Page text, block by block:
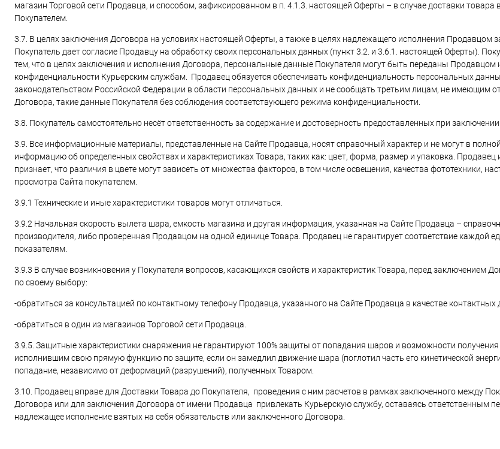
магазин Торговой сети Продавца, и способом, зафиксированном в п. 4.1.3. настоящей Оферты – в случае доставки товара
Покупателем.
3.7. В целях заключения Договора на условиях настоящей Оферты, а также в целях надлежащего исполнения Продавцом
Покупатель дает согласие Продавцу на обработку своих персональных данных (пункт 3.2. и 3.6.1. настоящей Оферты).
тем, что в целях заключения и исполнения Договора, персональные данные Покупателя могут быть переданы Продавцом
конфиденциальности Курьерским службам. Продавец обязуется обеспечивать конфиденциальность персональных
законодательством Российской Федерации в области персональных данных и не сообщать третьим лицам, не имеющим
Договора, такие данные Покупателя без соблюдения соответствующего режима конфиденциальности.
3.8. Покупатель самостоятельно несёт ответственность за содержание и достоверность предоставленных при
3.9. Все информационные материалы, представленные на Сайте Продавца, носят справочный характер и не могут в
информацию об определенных свойствах и характеристиках Товара, таких как: цвет, форма, размер и упаковка. Продавец
признает, что различия в цвете могут зависеть от множества факторов, в том числе освещения, качества фототехники,
просмотра Сайта покупателем.
3.9.1 Технические и иные характеристики товаров могут отличаться.
3.9.2 Начальная скорость вылета шара, емкость магазина и другая информация, указанная на Сайте Продавца –
производителя, либо проверенная Продавцом на одной единице Товара. Продавец не гарантирует соответствие каждой
показателям.
3.9.3 В случае возникновения у Покупателя вопросов, касающихся свойств и характеристик Товара, перед заключением
по своему выбору:
-обратиться за консультацией по контактному телефону Продавца, указанного на Сайте Продавца в качестве контактных
-обратиться в один из магазинов Торговой сети Продавца.
3.9.5. Защитные характеристики снаряжения не гарантируют 100% защиты от попадания шаров и возможности получения
исполнившим свою прямую функцию по защите, если он замедлил движение шара (поглотил часть его кинетической
попадание, независимо от деформаций (разрушений), полученных Товаром.
3.10. Продавец вправе для Доставки Товара до Покупателя, проведения с ним расчетов в рамках заключенного между
Договора или для заключения Договора от имени Продавца привлекать Курьерскую службу, оставаясь ответственным
надлежащее исполнение взятых на себя обязательств или заключенного Договора.